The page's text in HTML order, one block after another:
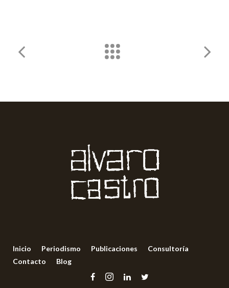
Inicio Periodismo Publicaciones
Consultoría
Contacto
Blog